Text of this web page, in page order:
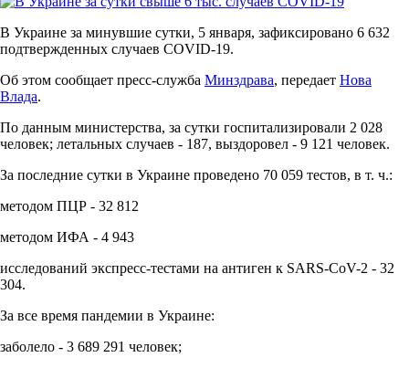
В Украине за минувшие сутки, 5 января, зафиксировано 6 632
подтвержденных случаев COVID-19.
Об этом сообщает пресс-служба Минздрава, передает Нова
Влада.
По данным министерства, за сутки госпитализировали 2 028
человек; летальных случаев - 187, выздоровел - 9 121 человек.
За последние сутки в Украине проведено 70 059 тестов, в т. ч.:
методом ПЦР - 32 812
методом ИФА - 4 943
исследований экспресс-тестами на антиген к SARS-CoV-2 - 32
304.
За все время пандемии в Украине:
заболело - 3 689 291 человек;